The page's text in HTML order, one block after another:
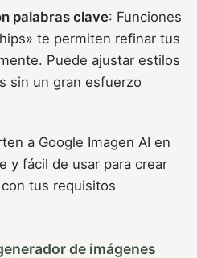
palabras clave: Funciones
te permiten refinar tus
Puede ajustar estilos
sin un gran esfuerzo
a Google Imagen AI en
y fácil de usar para crear
tus requisitos
de imágenes